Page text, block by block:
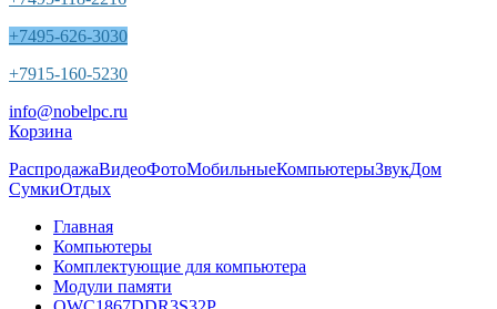
+7495-626-3030
+7915-160-5230
info@nobelpc.ru
Корзина
РаспродажаВидеоФотоМобильныеКомпьютерыЗвукДом
СумкиОтдых
Главная
Компьютеры
Комплектующие для компьютера
Модули памяти